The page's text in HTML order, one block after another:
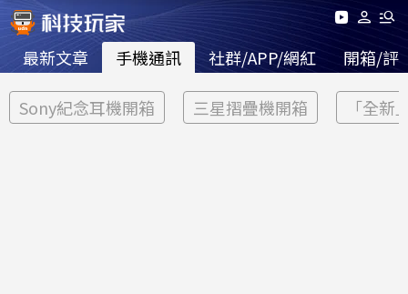
最新文章 手機通訊 社群/APP/網紅 開箱/評
Sony紀念耳機開箱 三星摺疊機開箱 「全新